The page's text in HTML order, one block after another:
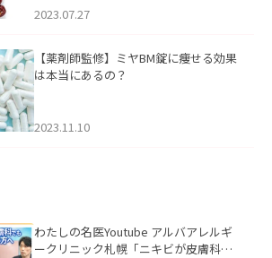
2023.07.27
【薬剤師監修】ミヤBM錠に痩せる効果
は本当にあるの？
2023.11.10
わたしの名医Youtube アルバアレルギ
ークリニック札幌「ニキビが皮膚科で